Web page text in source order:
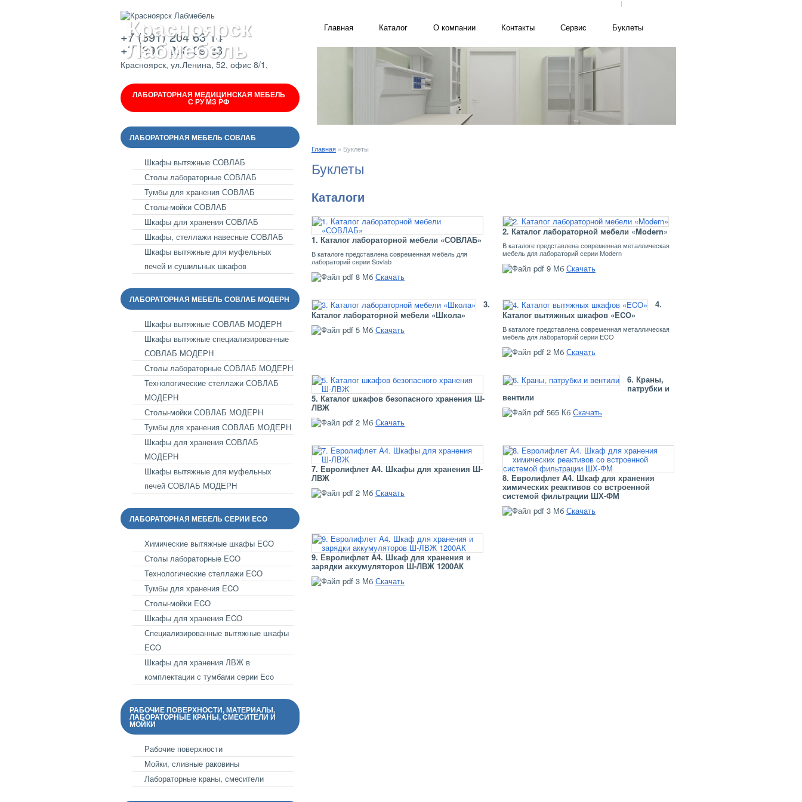
|
Главная Каталог О компании Контакты Сервис Буклеты
Главная » Буклеты
Буклеты
Каталоги
1. Каталог лабораторной мебели «СOВЛАБ»
В каталоге представлена современная мебель для
лабораторий серии Sovlab
8 Мб Скачать
2. Каталог лабораторной мебели «Modern»
В каталоге представлена современная металлическая
мебель для лабораторий серии Modern
9 Мб Скачать
3.
Каталог лабораторной мебели «Школа»
5 Мб Скачать
4.
Каталог вытяжных шкафов «ECO»
В каталоге представлена современная металлическая
мебель для лабораторий серии ECO
2 Мб Скачать
5. Каталог шкафов безопасного хранения Ш-
ЛВЖ
2 Мб Скачать
6. Краны,
патрубки и
вентили
565 Кб Скачать
7. Евролифлет A4. Шкафы для хранения Ш-
ЛВЖ
2 Мб Скачать
8. Евролифлет A4. Шкаф для хранения
химических реактивов со встроенной
системой фильтрации ШХ-ФМ
3 Мб Скачать
9. Евролифлет A4. Шкаф для хранения и
зарядки аккумуляторов Ш-ЛВЖ 1200АК
3 Мб Скачать
Красноярск
Лабмебель
+7 (391) 204 63 14
+7 (391) 258 09 23
Красноярск, ул.Ленина, 52, офис 8/1,
ЛАБОРАТОРНАЯ МЕДИЦИНСКАЯ МЕБЕЛЬ
С РУ МЗ РФ
ЛАБОРАТОРНАЯ МЕБЕЛЬ СОВЛАБ
Шкафы вытяжные СОВЛАБ
Столы лабораторные СОВЛАБ
Тумбы для хранения СОВЛАБ
Столы-мойки СОВЛАБ
Шкафы для хранения СОВЛАБ
Шкафы, стеллажи навесные СОВЛАБ
Шкафы вытяжные для муфельных
печей и сушильных шкафов
ЛАБОРАТОРНАЯ МЕБЕЛЬ СОВЛАБ МОДЕРН
Шкафы вытяжные СОВЛАБ МОДЕРН
Шкафы вытяжные специализированные
СОВЛАБ МОДЕРН
Столы лабораторные СОВЛАБ МОДЕРН
Технологические стеллажи СОВЛАБ
МОДЕРН
Столы-мойки СОВЛАБ МОДЕРН
Тумбы для хранения СОВЛАБ МОДЕРН
Шкафы для хранения СОВЛАБ
МОДЕРН
Шкафы вытяжные для муфельных
печей СОВЛАБ МОДЕРН
ЛАБОРАТОРНАЯ МЕБЕЛЬ СЕРИИ ECO
Химические вытяжные шкафы ECO
Столы лабораторные ECO
Технологические стеллажи ECO
Тумбы для хранения ECO
Столы-мойки ECO
Шкафы для хранения ECO
Специализированные вытяжные шкафы
ECO
Шкафы для хранения ЛВЖ в
комплектации с тумбами серии Eco
РАБОЧИЕ ПОВЕРХНОСТИ, МАТЕРИАЛЫ,
ЛАБОРАТОРНЫЕ КРАНЫ, СМЕСИТЕЛИ И
МОЙКИ
Рабочие поверхности
Мойки, сливные раковины
Лабораторные краны, смесители